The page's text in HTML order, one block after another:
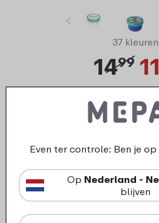
37 kleuren
1499 11
Bekijk
Even ter controle: Ben je
Op Nederland -
blijven